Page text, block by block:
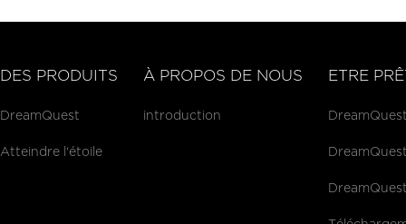
DES PRODUITS
DreamQuest
Atteindre l‘étoile
À PROPOS DE NOUS
introduction
ETRE